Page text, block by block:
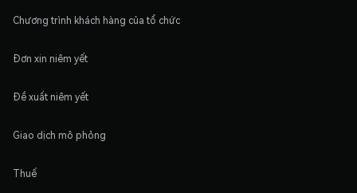
Chương trình khách hàng của tổ chức
Đơn xin niêm yết
Đề xuất niêm yết
Giao dịch mô phỏng
Thuế